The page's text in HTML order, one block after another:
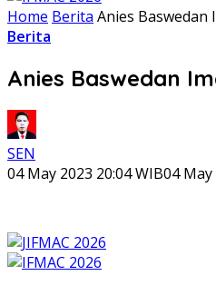
Home Berita Anies Baswedan
Berita
Anies Baswedan
SEN
04 May 2023 20:04 WIB04 May